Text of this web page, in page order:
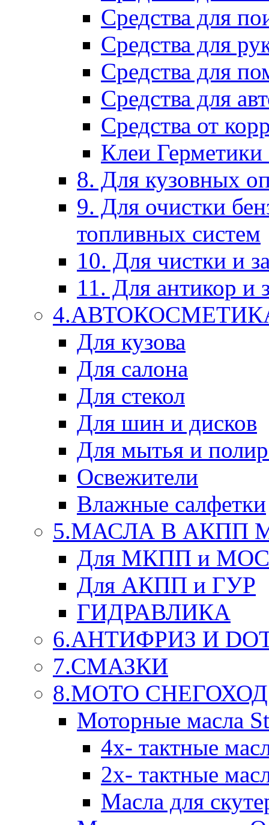
Средства для
Средства для
Средства для
Средства для
Средства от
Клеи
8. Для кузовных
9. Для очистки
топливных систем
10. Для чистки и
11. Для антикор и
Для кузова
Для салона
Для стекол
Для шин и дисков
Для мытья и
Освежители
Влажные салфетки
5.МАСЛА В АКПП
Для МКПП и
Для АКПП и ГУР
ГИДРАВЛИКА
6.АНТИФРИЗ И
7.СМАЗКИ
8.МОТО
Моторные масла
4х- тактные
2х- тактные
Масла для